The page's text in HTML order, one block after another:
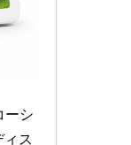
ーシ
ィス